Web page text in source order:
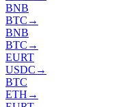
BNB
BTC →
BNB
BTC →
EURT
USDC →
BTC
ETH →